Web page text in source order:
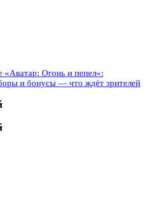
«Аватар: Огонь и пепел»:
и бонусы — что ждёт зрителей